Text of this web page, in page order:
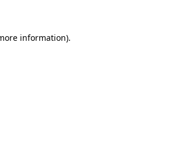
information).